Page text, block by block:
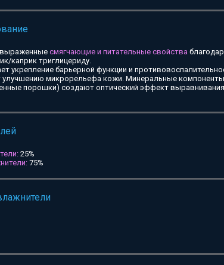
выраженные смягчающие и питательные свойства
каприк триглицериду.
укрепление барьерной функции и
улучшению микрорельефа кожи. Минеральные
порошки) создают оптический эффект
25%
75%